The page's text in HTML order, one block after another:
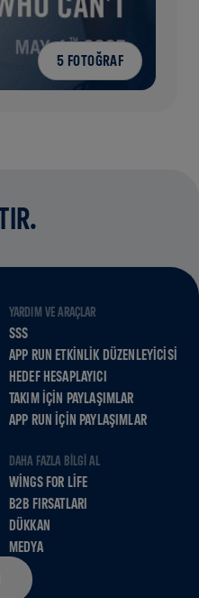
5 FOTOĞRAF
YARDIM VE ARAÇLAR
SSS
APP RUN ETKINLIK DÜZENLEYICISI
HEDEF HESAPLAYICI
TAKIM İÇIN PAYLAŞIMLAR
APP RUN İÇIN PAYLAŞIMLAR
DAHA FAZLA BILGI AL
WINGS FOR LIFE
B2B FIRSATLARI
DÜKKAN
MEDYA